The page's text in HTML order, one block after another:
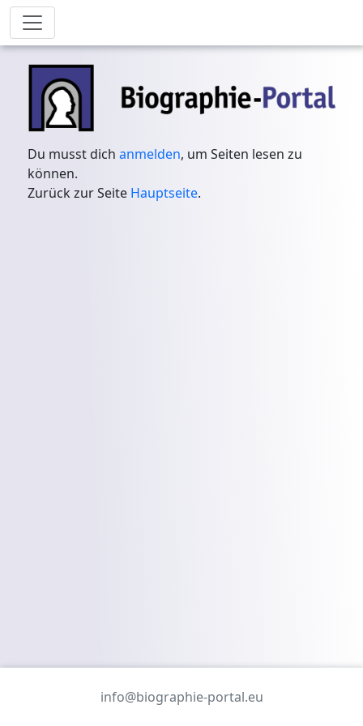
Du musst dichanmelden, um Seiten lesen zu
können.
Zurück zur Seite Hauptseite.
info@biographie-portal.eu